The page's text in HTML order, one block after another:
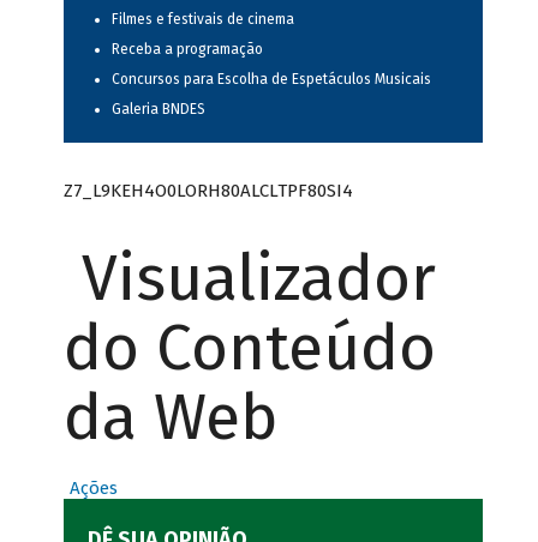
Filmes e festivais de cinema
Receba a programação
Concursos para Escolha de Espetáculos Musicais
Galeria BNDES
Z7_L9KEH4O0LORH80ALCLTPF80SI4
Visualizador
do Conteúdo
da Web
Ações